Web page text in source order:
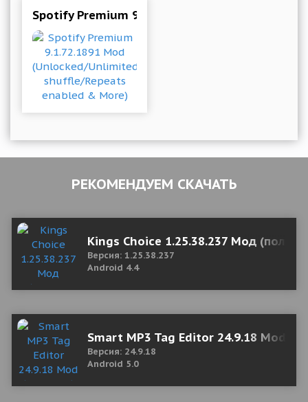
Spotify Premium 9.1.72.1891 Mod (Unlocked/
РЕКОМЕНДУЕМ СКАЧАТЬ
Kings Choice 1.25.38.237 Мод
Версия: 1.25.38.237
Android 4.4
Smart MP3 Tag Editor 24.9.18 Mod
Версия: 24.9.18
Android 5.0